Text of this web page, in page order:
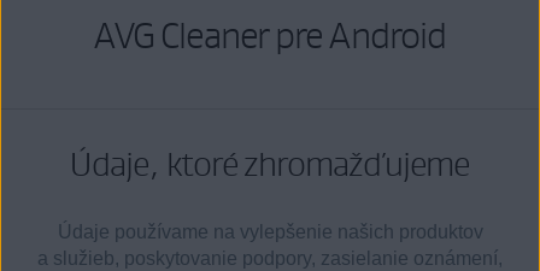
AVG Cleaner pre Android
Údaje, ktoré zhromažďujeme
Údaje používame na vylepšenie našich produktov
a služieb, poskytovanie podpory, zasielanie oznámení,